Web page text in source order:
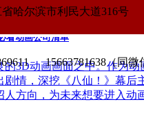
看动画公司清单
3D动画画面之中。作为
情，深挖《八仙！》幕后
方向，为未来想要进入动
哈尔滨市利民大道316号
15663781638（同微